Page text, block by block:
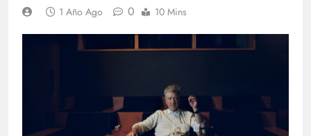
1 Año Ago 0 10 Mins